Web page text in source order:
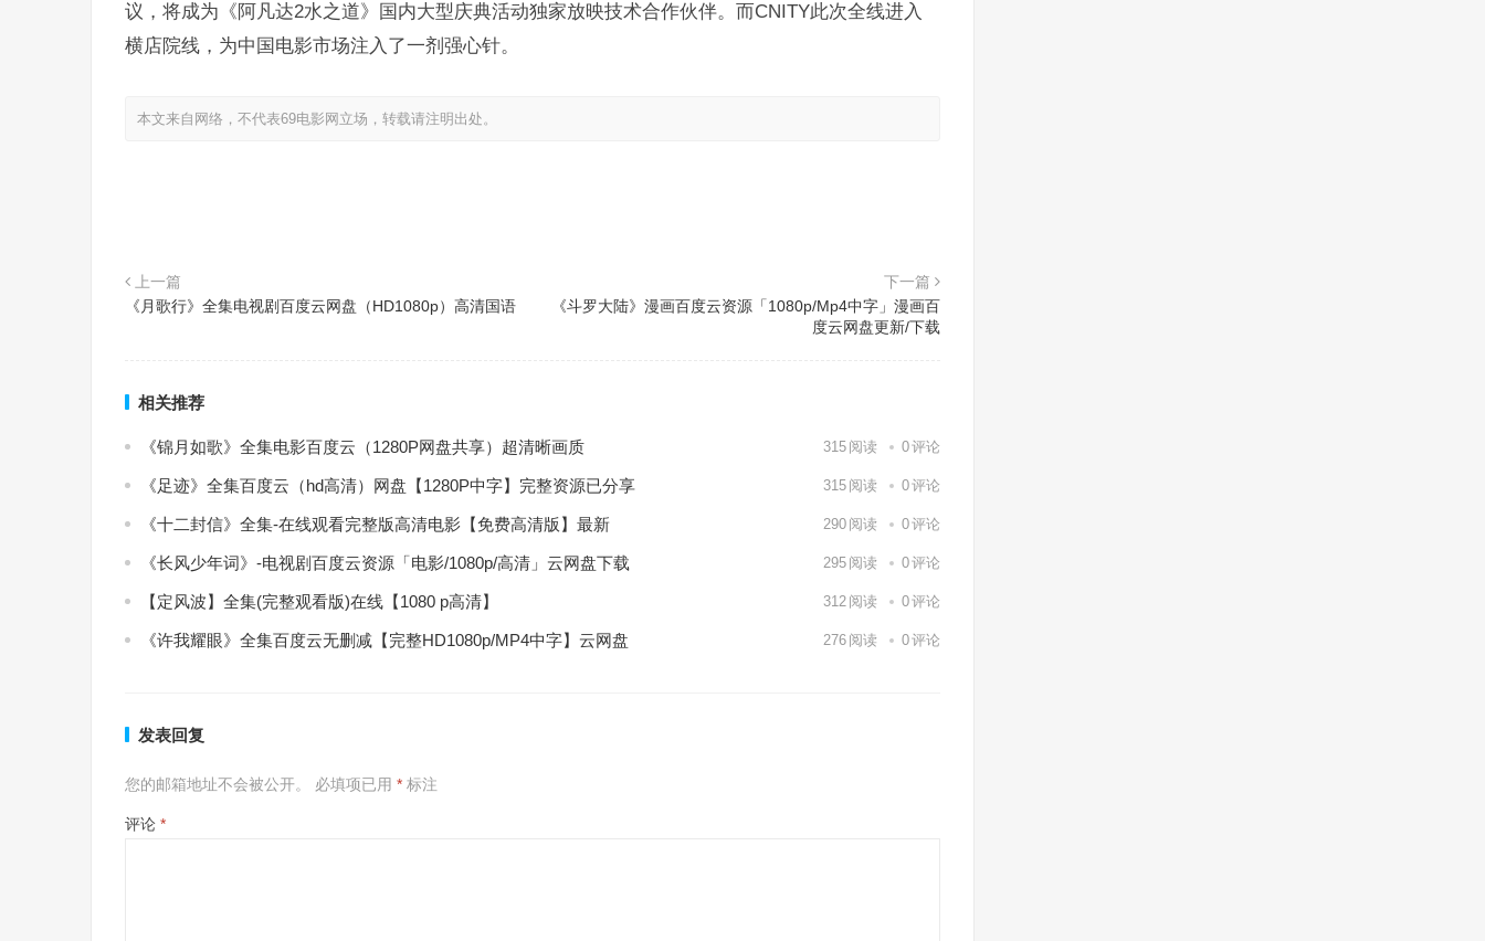
议，将成为《阿凡达2水之道》国内大型庆典活动独家放映技术合作伙伴。而CNITY此次全线进入
横店院线，为中国电影市场注入了一剂强心针。
本文来自网络，不代表69电影网立场，转载请注明出处。
上一篇
《月歌行》全集电视剧百度云网盘（HD1080p）高清国语
下一篇
《斗罗大陆》漫画百度云资源「1080p/Mp4中字」漫画百
度云网盘更新/下载
相关推荐
《锦月如歌》全集电影百度云（1280P网盘共享）超清晰画质 315 阅读 0评论
《足迹》全集百度云（hd高清）网盘【1280P中字】完整资源已分享 315 阅读 0评论
《十二封信》全集-在线观看完整版高清电影【免费高清版】最新 290 阅读 0评论
《长风少年词》-电视剧百度云资源「电影/1080p/高清」云网盘下载 295 阅读 0评论
【定风波】全集(完整观看版)在线【1080 p高清】 312 阅读 0评论
《许我耀眼》全集百度云无删减【完整HD1080p/MP4中字】云网盘 276 阅读 0评论
发表回复
您的邮箱地址不会被公开。 必填项已用 * 标注
评论 *